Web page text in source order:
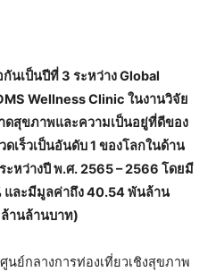
นเป็นปีที่ 3 ระหว่างGlobal
Wellness Clinic ในงานวิจัย
ดสุขภาพและความเป็นอยู่ที่ดีของ
ดเร็วเป็นอันดับ 1 ของโลกในด้าน
ะหว่างปี พ.ศ. 2565 – 2566 โดยมี
และมีมูลค่าถึง 40.54พันล้าน
านล้านบาท)
นย์กลางการท่องเที่ยวเชิงสุขภาพ